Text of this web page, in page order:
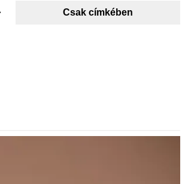
Csak címkében